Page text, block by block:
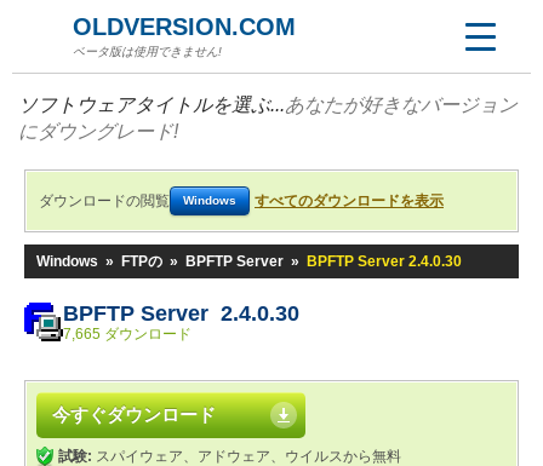
OLDVERSION.COM
ベータ版は使用できません!
ソフトウェアタイトルを選ぶ...あなたが好きなバージョン
にダウングレード!
ダウンロードの閲覧 Windows すべてのダウンロードを表示
Windows » FTPの » BPFTP Server » BPFTP Server 2.4.0.30
BPFTP Server 2.4.0.30
7,665 ダウンロード
今すぐダウンロード
試験: スパイウェア、アドウェア、ウイルスから無料